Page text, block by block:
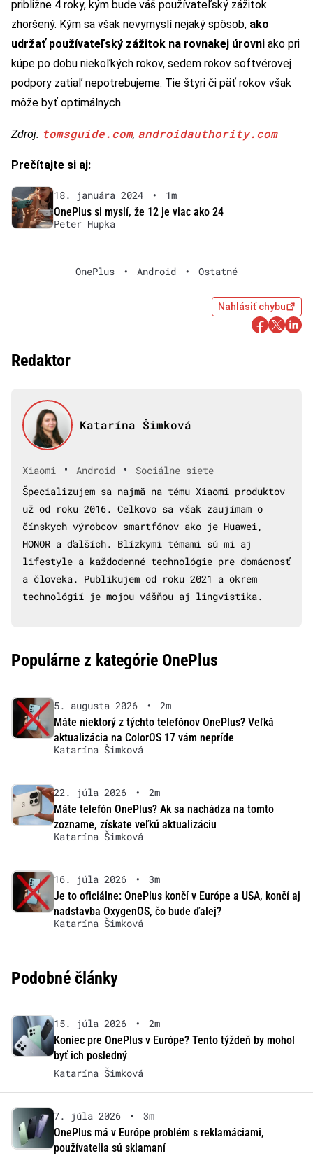
približne 4 roky, kým bude váš používateľský zážitok
zhoršený. Kým sa však nevymyslí nejaký spôsob, ako
udržať používateľský zážitok na rovnakej úrovni ako pri
kúpe po dobu niekoľkých rokov, sedem rokov softvérovej
podpory zatiaľ nepotrebujeme. Tie štyri či päť rokov však
môže byť optimálnych.
Zdroj: tomsguide.com, androidauthority.com
Prečítajte si aj:
18. januára 2024 •
1m
OnePlus si myslí, že 12 je viac ako 24
Peter Hupka
OnePlus • Android • Ostatné
Nahlásiť chybu
Redaktor
Katarína Šimková
Xiaomi • Android •
Sociálne siete
Špecializujem sa najmä na tému Xiaomi produktov
už od roku 2016. Celkovo sa však zaujímam o
čínskych výrobcov smartfónov ako je Huawei,
HONOR a ďalších. Blízkymi témami sú mi aj
lifestyle a každodenné technológie pre domácnosť
a človeka. Publikujem od roku 2021 a okrem
technológií je mojou vášňou aj lingvistika.
Populárne z kategórie OnePlus
5. augusta 2026 •
2m
Máte niektorý z týchto telefónov OnePlus? Veľká
aktualizácia na ColorOS 17 vám nepríde
Katarína Šimková
22. júla 2026 •
2m
Máte telefón OnePlus? Ak sa nachádza na tomto
zozname, získate veľkú aktualizáciu
Katarína Šimková
16. júla 2026 •
3m
Je to oficiálne: OnePlus končí v Európe a USA, končí aj
nadstavba OxygenOS, čo bude ďalej?
Katarína Šimková
Podobné články
15. júla 2026 •
2m
Koniec pre OnePlus v Európe? Tento týždeň by mohol
byť ich posledný
Katarína Šimková
7. júla 2026 •
3m
OnePlus má v Európe problém s reklamáciami,
používatelia sú sklamaní